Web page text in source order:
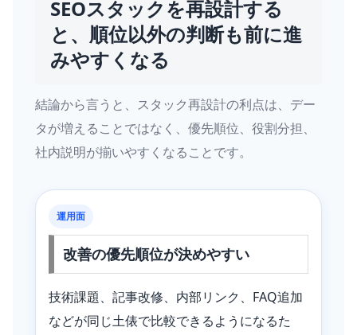
SEOスタックを再設計する
と、順位以外の判断も前に進
みやすくなる
結論から言うと、スタック再設計の利点は、デー
タが増えることではなく、優先順位、役割分担、
社内説明が揃いやすくなることです。
運用面
改善の優先順位が決めやすい
技術課題、記事改修、内部リンク、FAQ追加
などが同じ土俵で比較できるようになるた